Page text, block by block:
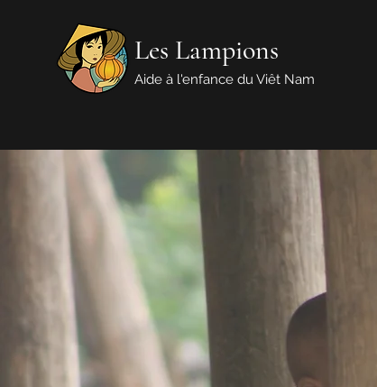
Les Lampions
Aide à l'enfance du Viêt Nam